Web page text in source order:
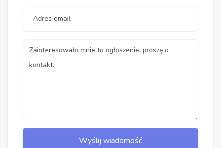
Wyślij wiadomość